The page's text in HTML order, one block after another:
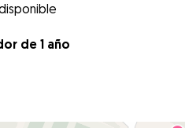
de 1 año